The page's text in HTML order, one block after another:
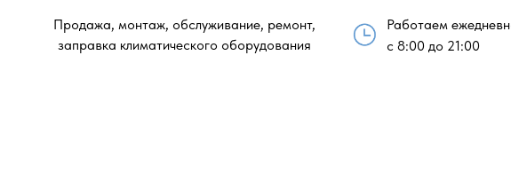
Работаем
с 8:00 до 21:00
Продажа, монтаж, обслуживание, ремонт,
заправка климатического оборудования